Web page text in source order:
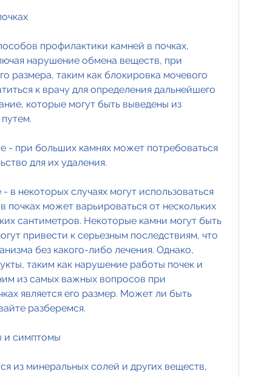
профилактики камней в почках,
нарушение обмена веществ, при
размера, таким как блокировка мочевого
к врачу для определения дальнейшего
которые могут быть выведены из
- при больших камнях может потребоваться
для их удаления.
в некоторых случаях могут использоваться
почках может варьироваться от нескольких
сантиметров. Некоторые камни могут быть
привести к серьезным последствиям, что
без какого-либо лечения. Однако,
таким как нарушение работы почек и
из самых важных вопросов при
является его размер. Может ли быть
разберемся.
и симптомы
из минеральных солей и других веществ,